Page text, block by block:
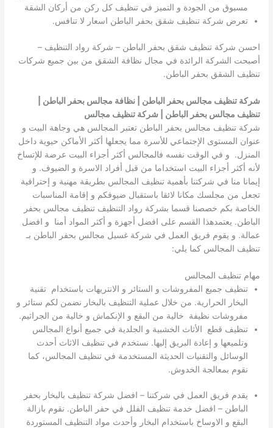
مسبوق من الجودة و التميز في تنظيف كل ركن من أركان الشقة
تعرض شركة تنظيف شقق بحفر الباطن اسعار لا تنافس.
احسن شركة تنظيف شقق بحفر الباطن – شركة رواد التنظيف –
أصبحت الشركة الرائدة في مجال نظافة الشقق من بين جميع شركات
تنظيف الشقق بحفر الباطن.
شركة تنظيف مجالس بحفر الباطن | نظافة مجالس بحفر الباطن |
تنظيف مجالس بحفر الباطن | شركة تنظيف مجالس
شركة تنظيف مجالس بحفر الباطن تعتبر المجالس هي وجاهة البيت و
عنوان المستوى الإجتماعي للأسرة مما يجعلها أكثر الأماكن حيوية داخل
المنزل. و في الوقت نفسه فالمجالس أكثر أجزاء البيت عرضة للإتساخ
لأنه أكثر أجزاء البيت استخداما من قبل أفراد الاسرة و الضيوف. و
إيمانا منا في شركتنا بأهمية تنظيف المجالس بطريقة مهنية و إحترافية
تجعل من مجلسك مكانا لائقا باستقبال ضيوفكم و إقامة المناسبات
الخاصة بكم خصصنا قسما بشركة رواد التنظيف تنظيف مجالس بحفر
الباطن. يعتمدهذا القسم على افضل أجهزة و أكثر المواد أمنا و افضل
عمالة. و يقوم فريق العمل في شركة غسيل مجالس بحفر الباطن بـ
تنظيف المجالس كما يلي:
مهام تنظيف المجالس
تنظيف جميع المفروشات و الستائر و الانتريهات باستخدام تقنية
البخار الحرارية. من خلال عملية التنظيف بالبخار نضمن لكم ستائر و
مفروشات نظيفة خالية من البقع و الإنكماش و خالية من الجراثيم.
تنظيف قطع الأثاث الخشبية و الجلدية في جميع أنواع المجالس
وتلميعها و إعادة البريق إليها. نستخدم في تنظيف الاثاث أحدث
الوسائل والتقنيات الحديثة المستخدمة في تنظيف المجالس، كما
نقوم بمعالجة الخدوش.
يقدم فريق العمل في شركتنا – افضل شركة تنظيف بالبخار بحفر
الباطن – افضل خدمة تنظيف الفلل في حفر الباطن. نقوم بازالة
البقع و الاوساخ باستخدام البخار وأحدث مواد التنظيف المستوردة